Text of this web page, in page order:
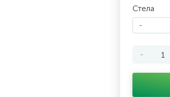
Стела
-
-